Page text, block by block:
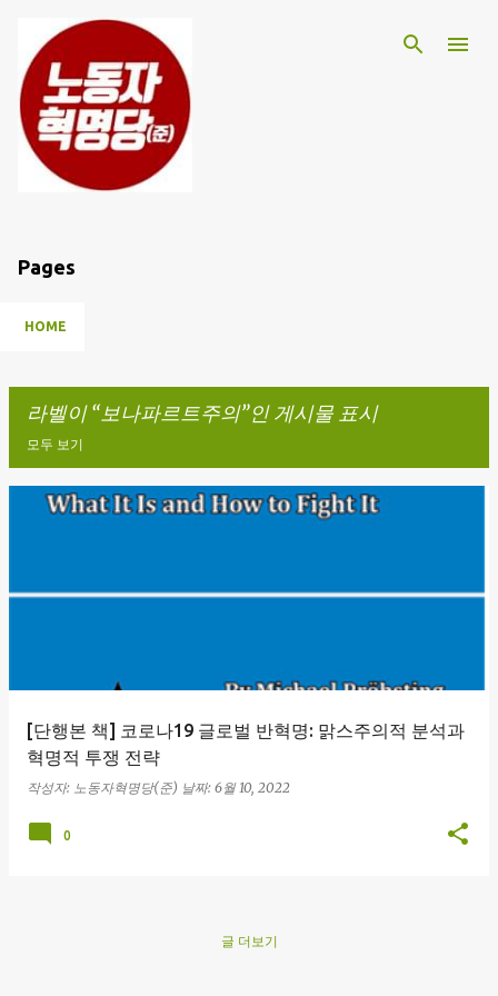
Pages
HOME
라벨이 보나파르트주의 인 게시물 표시
모두 보기
[단행본 책] 코로나19 글로벌 반혁명: 맑스주의적 분석과
혁명적 투쟁 전략
작성자: 노동자혁명당(준) 날짜: 6월 10, 2022
0
글 더보기